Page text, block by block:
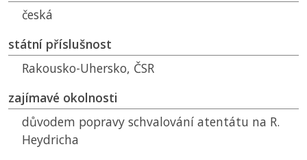
česká
státní příslušnost
Rakousko-Uhersko, ČSR
zajímavé okolnosti
důvodem popravy schvalování atentátu na R.
Heydricha